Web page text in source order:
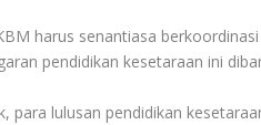
harus senantiasa
pendidikan kesetaraan ini
para lulusan pendidikan